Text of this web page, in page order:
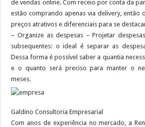
de vendas online. Com receio por conta da
estão comprando apenas via delivery, então
preços atrativos e diferenciais para se
– Organize as despesas – Projetar
subsequentes: o ideal é separar as
Dessa forma é possível saber a quantia
e o quanto será preciso para manter o
meses.
Galdino Consultoria Empresarial
Com anos de experiência no mercado, a